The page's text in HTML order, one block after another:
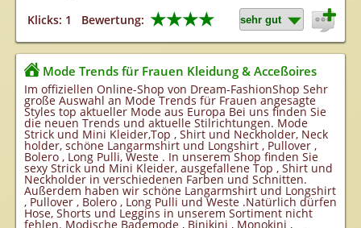
Klicks: 1
Bewertung: ★★★★
Mode Trends für Frauen Kleidung & Acceßoires
Im offiziellen Online-Shop von Dream-FashionShop Sehr
große Auswahl an Mode Trends für Frauen angesagte
Styles top aktueller Mode aus Europa Bei uns finden Sie
die neuen Trends und aktuelle Stilrichtungen. Mode
Strick und Mini Kleider,Top , Shirt und Neckholder, Neck
holder, schöne Langarmshirt und Longshirt , Pullover ,
Bolero , Long Pulli, Weste . In unserem Shop finden Sie
sexy Strick und Mini Kleider, ausgefallene Top , Shirt und
Neckholder in verschiedenen Farben und Schnitten.
Außerdem haben wir schöne Langarmshirt und Longshirt
, Pullover , Bolero , Long Pulli und Weste .Natürlich dürfen
Hose, Shorts und Leggins in unserem Sortiment nicht
fehlen. Modische Bademode , Binikini , Monokini ,